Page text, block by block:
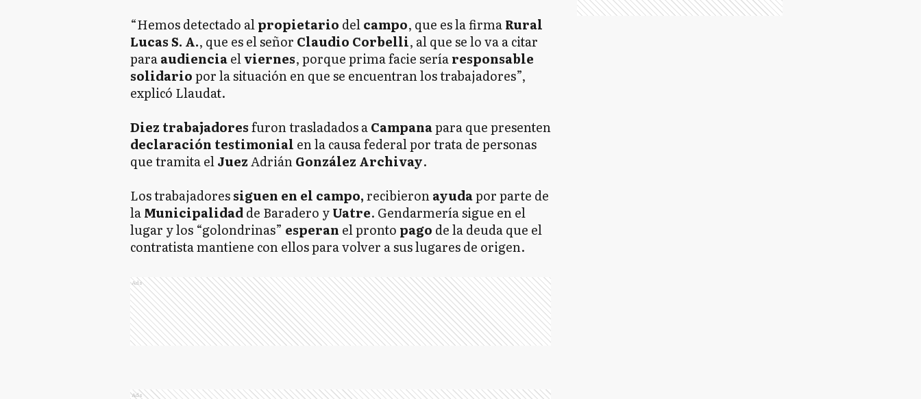
“Hemos detectado alpropietario delcampo, que es la firmaRural
Lucas S. A., que es el señor Claudio Corbelli, al que se lo va a citar
paraaudienciaelviernes, porque prima facie seríaresponsable
solidariopor la situación en que se encuentran los trabajadores”,
explicó Llaudat.
Diez trabajadoresfuron trasladados aCampanapara que presenten
declaración testimonial en la causa federal por trata de personas
que tramita elJuezAdriánGonzález Archivay.
Los trabajadoressiguen en el campo,recibieronayudapor parte de
laMunicipalidadde Baradero yUatre. Gendarmería sigue en el
lugar y los “golondrinas” esperan el pronto pago de la deuda que el
contratista mantiene con ellos para volver a sus lugares de origen.
Ads
Ads